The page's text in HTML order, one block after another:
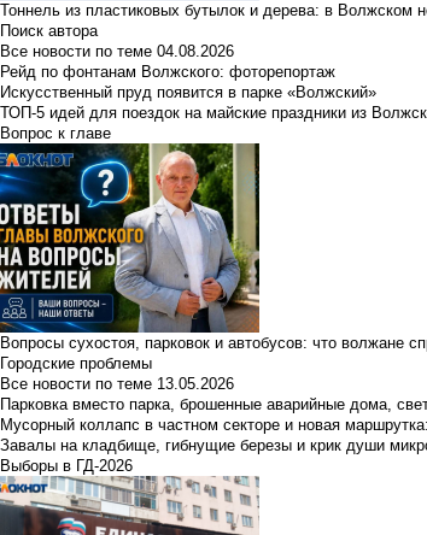
Тоннель из пластиковых бутылок и дерева: в Волжском
Поиск автора
Все новости по теме 04.08.2026
Рейд по фонтанам Волжского: фоторепортаж
Искусственный пруд появится в парке «Волжский»
ТОП-5 идей для поездок на майские праздники из
Вопрос к главе
Вопросы сухостоя, парковок и автобусов: что волжане
Городские проблемы
Все новости по теме 13.05.2026
Парковка вместо парка, брошенные аварийные дома,
Мусорный коллапс в частном секторе и новая
Завалы на кладбище, гибнущие березы и крик души
Выборы в ГД-2026